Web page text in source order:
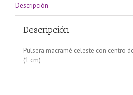
Descripción
Descripción
Pulsera macramé celeste con centro
(1 cm)